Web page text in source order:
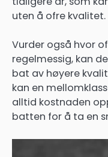
uten å ofre kvalitet.
Vurder også hvor
regelmessig, kan
bat av høyere
kan en
alltid kostnaden
batten for å ta en